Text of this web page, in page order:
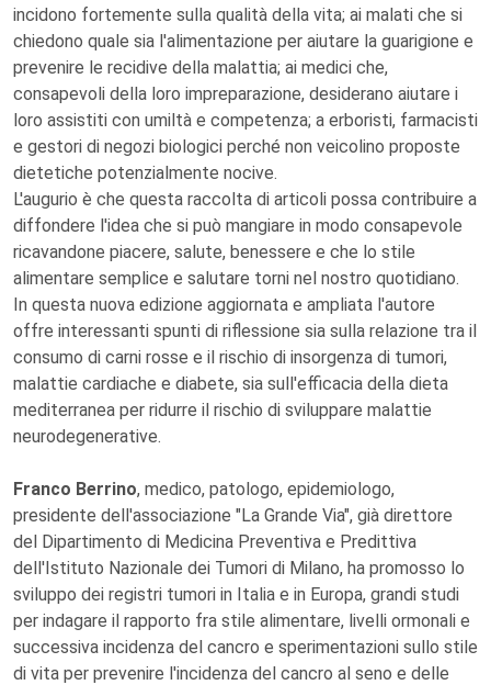
incidono fortemente sulla qualità della vita; ai malati che si
chiedono quale sia l'alimentazione per aiutare la guarigione e
prevenire le recidive della malattia; ai medici che,
consapevoli della loro impreparazione, desiderano aiutare i
loro assistiti con umiltà e competenza; a erboristi, farmacisti
e gestori di negozi biologici perché non veicolino proposte
dietetiche potenzialmente nocive.
L'augurio è che questa raccolta di articoli possa contribuire a
diffondere l'idea che si può mangiare in modo consapevole
ricavandone piacere, salute, benessere e che lo stile
alimentare semplice e salutare torni nel nostro quotidiano.
In questa nuova edizione aggiornata e ampliata l'autore
offre interessanti spunti di riflessione sia sulla relazione tra il
consumo di carni rosse e il rischio di insorgenza di tumori,
malattie cardiache e diabete, sia sull'efficacia della dieta
mediterranea per ridurre il rischio di sviluppare malattie
neurodegenerative.
Franco Berrino, medico, patologo, epidemiologo,
presidente dell'associazione "La Grande Via", già direttore
del Dipartimento di Medicina Preventiva e Predittiva
dell'Istituto Nazionale dei Tumori di Milano, ha promosso lo
sviluppo dei registri tumori in Italia e in Europa, grandi studi
per indagare il rapporto fra stile alimentare, livelli ormonali e
successiva incidenza del cancro e sperimentazioni sullo stile
di vita per prevenire l'incidenza del cancro al seno e delle